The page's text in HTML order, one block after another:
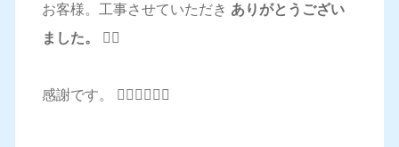
お客様。工事させていただき ありがとうござい
ました。
🙇‍♂️
感謝です。 🙇‍♂️🙇‍♂️🙇‍♂️